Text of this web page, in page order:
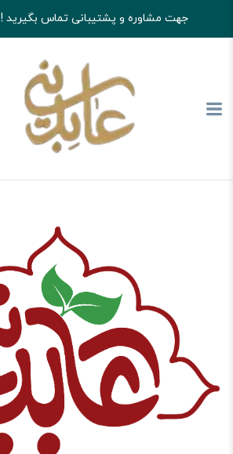
جهت مشاوره و پشتیبانی تماس بگیرید ! 03537249913
آجیل و خشکبار عابدینی تنقلات نوشیدنی و پودر شربتی